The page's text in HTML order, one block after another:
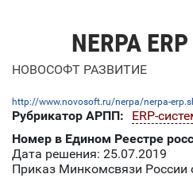
NERPA
НОВОСОФТ РАЗВИТИЕ
http://www.novosoft.ru/nerpa/nerpa-
Рубрикатор АРПП:
ERP-
Номер в Едином Реестре
Дата решения: 25.07.2019
Приказ Минкомсвязи